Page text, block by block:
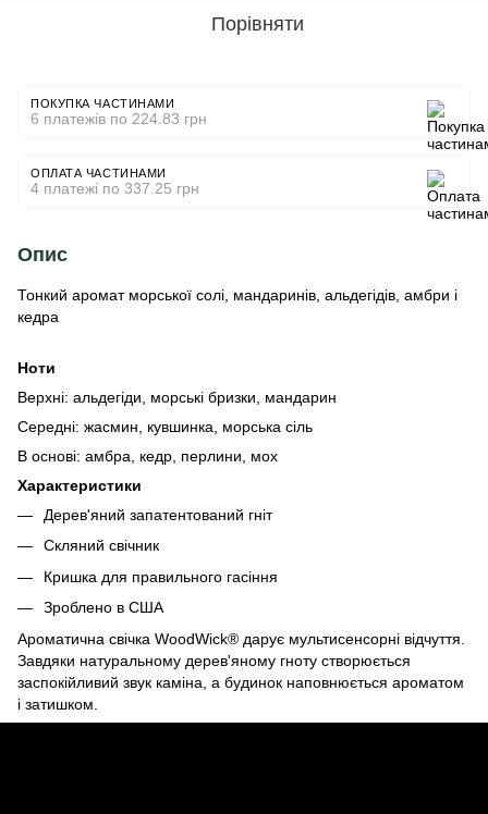
Порівняти
ПОКУПКА ЧАСТИНАМИ
6 платежів по 224.83 грн
ОПЛАТА ЧАСТИНАМИ
4 платежі по 337.25 грн
Опис
Тонкий аромат морської солі, мандаринів, альдегідів, амбри і
кедра
Ноти
Верхні: альдегіди, морські бризки, мандарин
Середні: жасмин, кувшинка, морська сіль
В основі: амбра, кедр, перлини, мох
Характеристики
Дерев'яний запатентований гніт
Скляний свічник
Кришка для правильного гасіння
Зроблено в США
Ароматична свічка WoodWick® дарує мультисенсорні відчуття.
Завдяки натуральному дерев'яному гноту створюється
заспокійливий звук каміна, а будинок наповнюється ароматом
і затишком.